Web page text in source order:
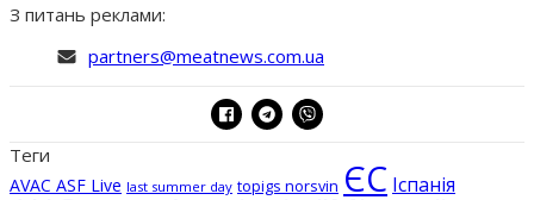
З питань реклами:
partners@meatnews.com.ua
Теги
AVAC ASF Live last summer day topigs norsvin ЄС Іспанія